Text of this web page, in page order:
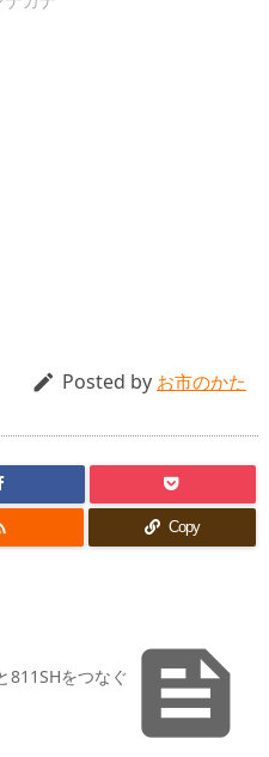
 Posted by お市のかた
Copy

811SHをつなぐ